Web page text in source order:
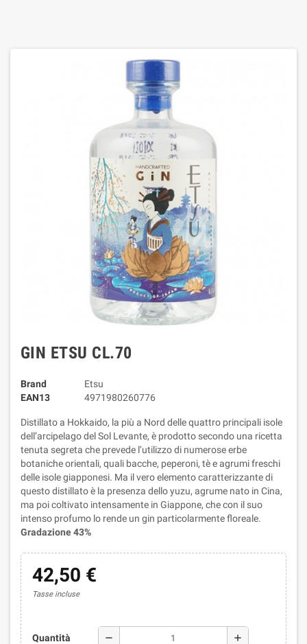
GIN ETSU CL.70
Brand
Etsu
EAN13
4971980260776
Distillato a Hokkaido, la più a Nord delle quattro principali isole
dell’arcipelago del Sol Levante, è prodotto secondo una ricetta
tenuta segreta che prevede l’utilizzo di numerose erbe
botaniche orientali, quali bacche, peperoni, tè e agrumi freschi
delle isole giapponesi. Ma il vero elemento caratterizzante di
questo distillato è la presenza dello yuzu, agrume nato in Cina,
ma poi coltivato intensamente in Giappone, che con il suo
intenso profumo lo rende un gin particolarmente floreale.
Gradazione 43%
42,50 €
Tasse incluse
Quantità remove add